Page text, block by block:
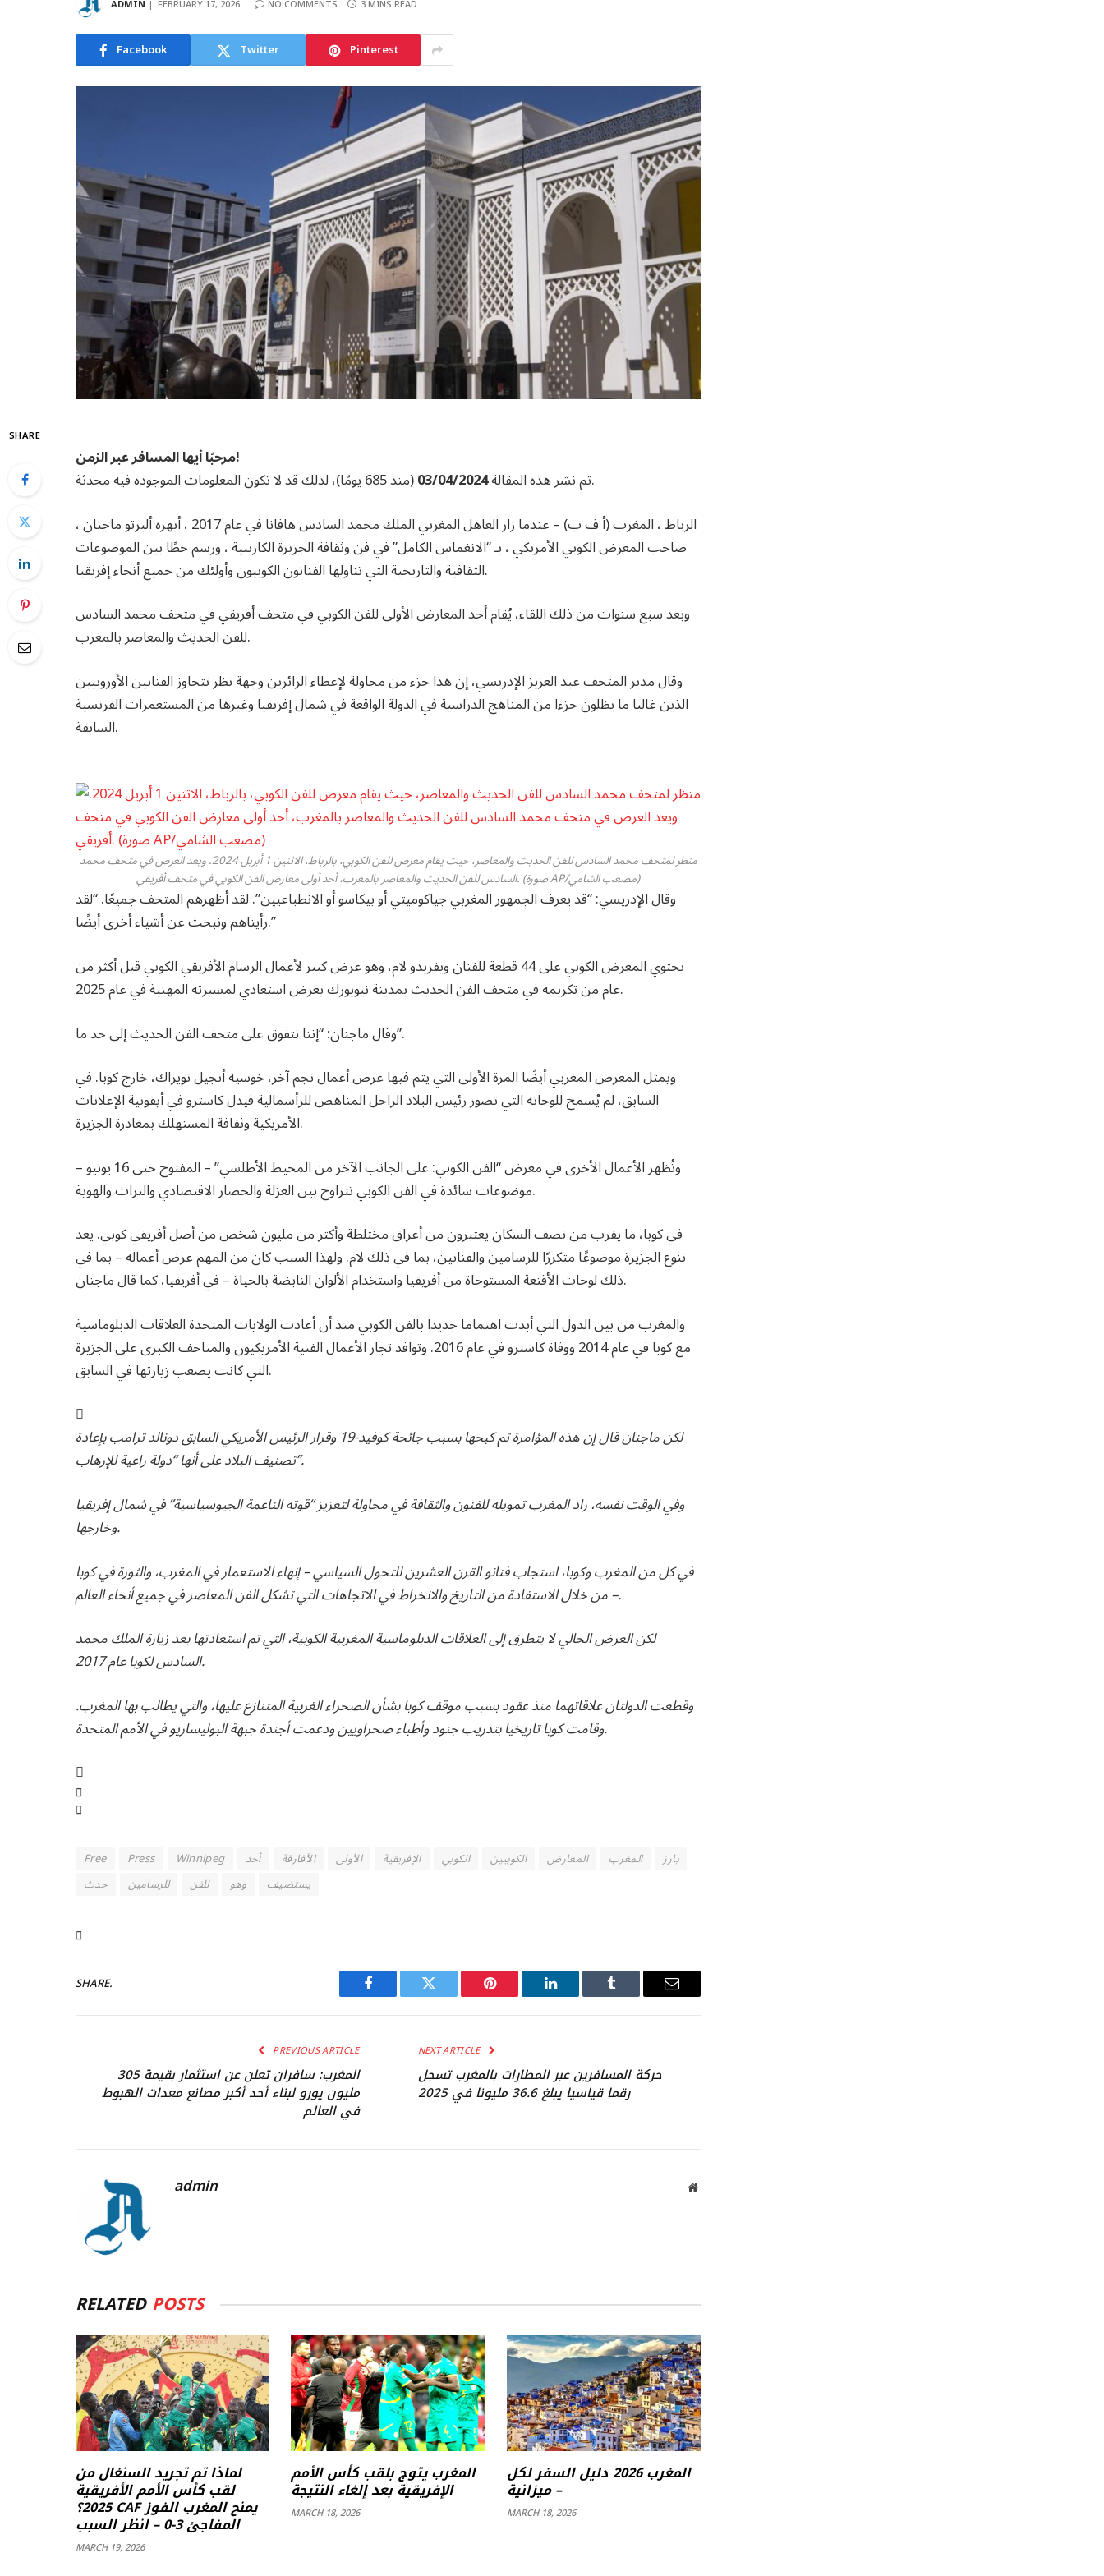
ADMIN FEBRUARY 17, 2026 NO COMMENTS 3 MINS READ
Facebook Twitter Pinterest
SHARE
مرحبًا أيها المسافر عبر الزمن!
تم نشر هذه المقالة03/04/2024
(منذ 685 يومًا)، لذلك قد لا تكون المعلومات الموجودة فيه محدثة.
الرباط ، المغرب (أ ف ب) – عندما زار العاهل المغربي الملك محمد السادس هافانا في عام 2017 ، أبهره ألبرتو ماجنان ،
صاحب المعرض الكوبي الأمريكي ، بـ “الانغماس الكامل” في فن وثقافة الجزيرة الكاريبية ، ورسم خطًا بين الموضوعات
الثقافية والتاريخية التي تناولها الفنانون الكوبيون وأولئك من جميع أنحاء إفريقيا.
وبعد سبع سنوات من ذلك اللقاء، يُقام أحد المعارض الأولى للفن الكوبي في متحف أفريقي في متحف محمد السادس
للفن الحديث والمعاصر بالمغرب.
وقال مدير المتحف عبد العزيز الإدريسي، إن هذا جزء من محاولة لإعطاء الزائرين وجهة نظر تتجاوز الفنانين الأوروبيين
الذين غالبا ما يظلون جزءا من المناهج الدراسية في الدولة الواقعة في شمال إفريقيا وغيرها من المستعمرات الفرنسية
السابقة.
منظر لمتحف محمد السادس للفن الحديث والمعاصر، حيث يقام معرض للفن الكوبي، بالرباط، الاثنين 1 أبريل 2024. ويعد العرض في متحف محمد
السادس للفن الحديث والمعاصر بالمغرب، أحد أولى معارض الفن الكوبي في متحف أفريقي. (صورة AP/مصعب الشامي)
وقال الإدريسي: “قد يعرف الجمهور المغربي جياكوميتي أو بيكاسو أو الانطباعيين”. لقد أظهرهم المتحف جميعًا. “لقد
رأيناهم ونبحث عن أشياء أخرى أيضًا.”
يحتوي المعرض الكوبي على 44 قطعة للفنان ويفريدو لام، وهو عرض كبير لأعمال الرسام الأفريقي الكوبي قبل أكثر من
عام من تكريمه في متحف الفن الحديث بمدينة نيويورك بعرض استعادي لمسيرته المهنية في عام 2025.
وقال ماجنان: “إننا نتفوق على متحف الفن الحديث إلى حد ما”.
ويمثل المعرض المغربي أيضًا المرة الأولى التي يتم فيها عرض أعمال نجم آخر، خوسيه أنجيل تويراك، خارج كوبا. في
السابق، لم يُسمح للوحاته التي تصور رئيس البلاد الراحل المناهض للرأسمالية فيدل كاسترو في أيقونية الإعلانات
الأمريكية وثقافة المستهلك بمغادرة الجزيرة.
وتُظهر الأعمال الأخرى في معرض “الفن الكوبي: على الجانب الآخر من المحيط الأطلسي” – المفتوح حتى 16 يونيو –
موضوعات سائدة في الفن الكوبي تتراوح بين العزلة والحصار الاقتصادي والتراث والهوية.
في كوبا، ما يقرب من نصف السكان يعتبرون من أعراق مختلطة وأكثر من مليون شخص من أصل أفريقي كوبي. يعد
تنوع الجزيرة موضوعًا متكررًا للرسامين والفنانين، بما في ذلك لام. ولهذا السبب كان من المهم عرض أعماله – بما في
ذلك لوحات الأقنعة المستوحاة من أفريقيا واستخدام الألوان النابضة بالحياة – في أفريقيا، كما قال ماجنان.
والمغرب من بين الدول التي أبدت اهتماما جديدا بالفن الكوبي منذ أن أعادت الولايات المتحدة العلاقات الدبلوماسية
مع كوبا في عام 2014 ووفاة كاسترو في عام 2016. وتوافد تجار الأعمال الفنية الأمريكيون والمتاحف الكبرى على الجزيرة
التي كانت يصعب زيارتها في السابق.
لكن ماجنان قال إن هذه المؤامرة تم كبحها بسبب جائحة كوفيد-19 وقرار الرئيس الأمريكي السابق دونالد ترامب بإعادة
تصنيف البلاد على أنها “دولة راعية للإرهاب”.
وفي الوقت نفسه، زاد المغرب تمويله للفنون والثقافة في محاولة لتعزيز “قوته الناعمة الجيوسياسية” في شمال إفريقيا
وخارجها.
في كل من المغرب وكوبا، استجاب فنانو القرن العشرين للتحول السياسي – إنهاء الاستعمار في المغرب، والثورة في كوبا
– من خلال الاستفادة من التاريخ والانخراط في الاتجاهات التي تشكل الفن المعاصر في جميع أنحاء العالم.
لكن العرض الحالي لا يتطرق إلى العلاقات الدبلوماسية المغربية الكوبية، التي تم استعادتها بعد زيارة الملك محمد
السادس لكوبا عام 2017.
وقطعت الدولتان علاقاتهما منذ عقود بسبب موقف كوبا بشأن الصحراء الغربية المتنازع عليها، والتي يطالب بها المغرب.
وقامت كوبا تاريخيا بتدريب جنود وأطباء صحراويين ودعمت أجندة جبهة البوليساريو في الأمم المتحدة.
Free Press Winnipeg أحد الأفارقة الأولى الإفريقية الكوبي الكوبيين المعارض المغرب
بارز
حدث
للرسامين للفن وهو يستضيف
SHARE.
Facebook Twitter Pinterest LinkedIn Tumblr Email
PREVIOUS ARTICLE
المغرب: سافران تعلن عن استثمار بقيمة 305
مليون يورو لبناء أحد أكبر مصانع معدات الهبوط
في العالم
NEXT ARTICLE
حركة المسافرين عبر المطارات بالمغرب تسجل
رقما قياسيا يبلغ 36.6 مليونا في 2025
admin Website
RELATED POSTS
لماذا تم تجريد السنغال من
لقب كأس الأمم الأفريقية
2025؟ CAF يمنح المغرب الفوز
المفاجئ 3-0 – انظر السبب
MARCH 19, 2026
المغرب يتوج بلقب كأس الأمم
الإفريقية بعد إلغاء النتيجة
MARCH 18, 2026
المغرب 2026 دليل السفر لكل
ميزانية –
MARCH 18, 2026